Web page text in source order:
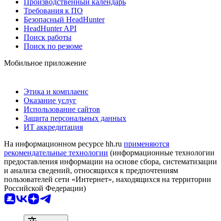
Требования к ПО
Безопасный HeadHunter
HeadHunter API
Поиск работы
Поиск по резюме
Мобильное приложение
Этика и комплаенс
Оказание услуг
Использование сайтов
Защита персональных данных
ИТ аккредитация
На информационном ресурсе hh.ru применяются
рекомендательные технологии (информационные технологии
предоставления информации на основе сбора, систематизации
и анализа сведений, относящихся к предпочтениям
пользователей сети «Интернет», находящихся на территории
Российской Федерации)